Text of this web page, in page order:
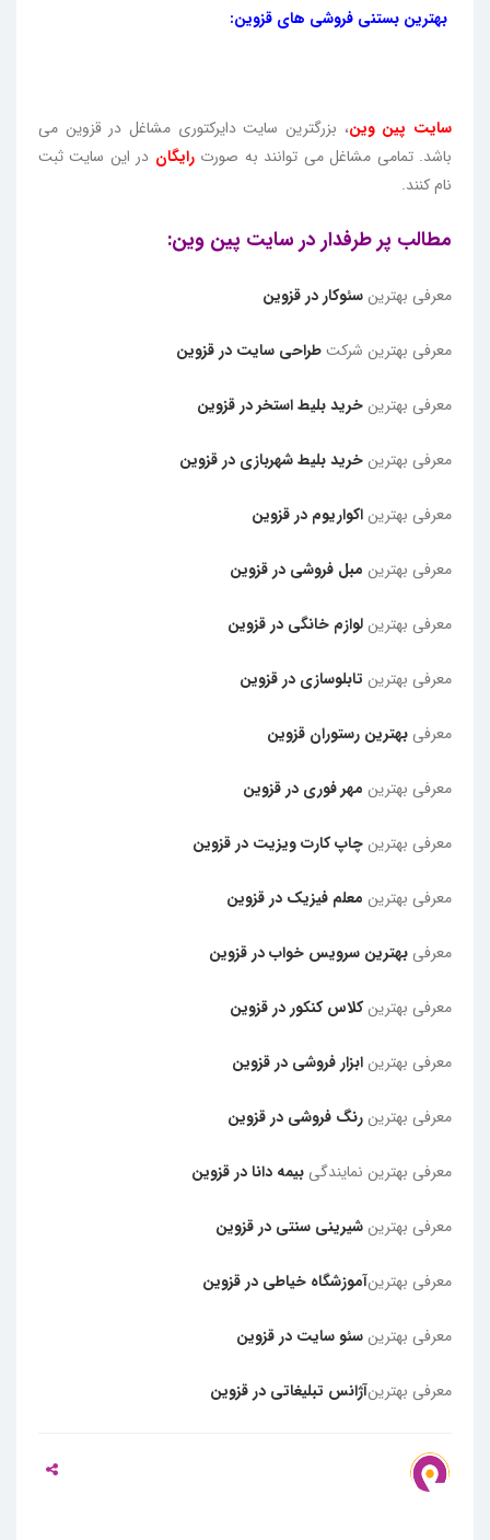
بهترین بستنی فروشی های قزوین:
سایت پین وین، بزرگترین سایت دایرکتوری مشاغل در قزوین می
باشد. تمامی مشاغل می توانند به صورترایگان در این سایت ثبت
نام کنند.
مطالب پر طرفدار در سایت پین وین:
معرفی بهترین سئوکار در قزوین
معرفی بهترین شرکتطراحی سایت در قزوین
معرفی بهترین خرید بلیط استخر در قزوین
معرفی بهترین خرید بلیط شهربازی در قزوین
معرفی بهترین اکواریوم در قزوین
معرفی بهترین مبل فروشی در قزوین
معرفی بهترین لوازم خانگی در قزوین
معرفی بهترین تابلوسازی در قزوین
معرفی بهترین رستوران قزوین
معرفی بهترین مهر فوری در قزوین
معرفی بهترین چاپ کارت ویزیت در قزوین
معرفی بهترین معلم فیزیک در قزوین
معرفی بهترین سرویس خواب در قزوین
معرفی بهترینکلاس کنکور در قزوین
معرفی بهترین ابزار فروشی در قزوین
معرفی بهترین رنگ فروشی در قزوین
معرفی بهترین نمایندگی بیمه دانا در قزوین
معرفی بهترین شیرینی سنتی در قزوین
معرفی بهترینآموزشگاه خیاطی در قزوین
معرفی بهترین سئو سایت در قزوین
معرفی بهترینآژانس تبلیغاتی در قزوین